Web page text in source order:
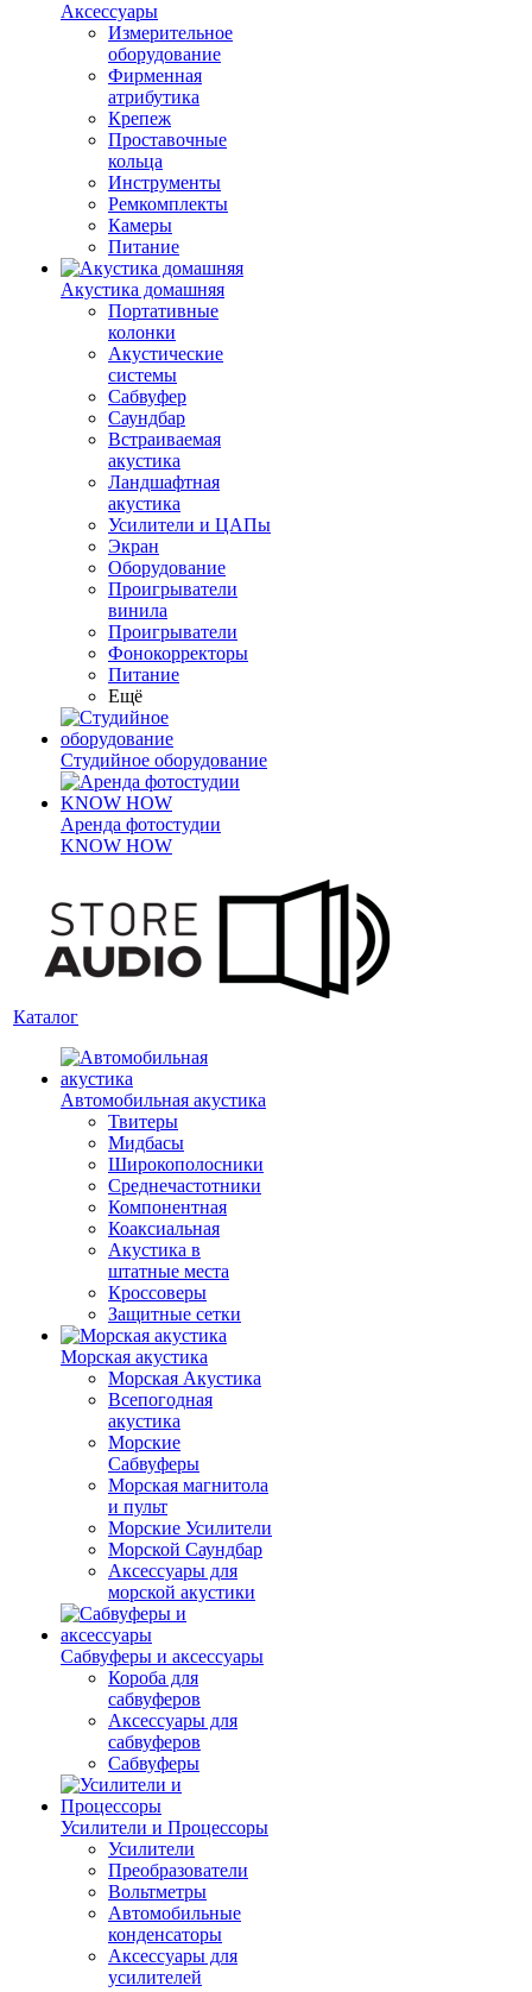
Аксессуары
Измерительное
оборудование
Фирменная
атрибутика
Крепеж
Проставочные
кольца
Инструменты
Ремкомплекты
Камеры
Питание
Акустика домашняя
Портативные
колонки
Акустические
системы
Сабвуфер
Саундбар
Встраиваемая
акустика
Ландшафтная
акустика
Усилители и ЦАПы
Экран
Оборудование
Проигрыватели
винила
Проигрыватели
Фонокорректоры
Питание
Ещё
Студийное оборудование
Аренда фотостудии
KNOW HOW
Каталог
Автомобильная акустика
Твитеры
Мидбасы
Широкополосники
Среднечастотники
Компонентная
Коаксиальная
Акустика в
штатные места
Кроссоверы
Защитные сетки
Морская акустика
Морская Акустика
Всепогодная
акустика
Морские
Сабвуферы
Морская магнитола
и пульт
Морские Усилители
Морской Cаундбар
Аксессуары для
морской акустики
Сабвуферы и аксессуары
Короба для
сабвуферов
Аксессуары для
сабвуферов
Сабвуферы
Усилители и Процессоры
Усилители
Преобразователи
Вольтметры
Автомобильные
конденсаторы
Аксессуары для
усилителей